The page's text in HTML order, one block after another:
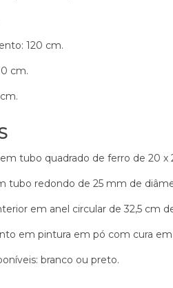
120 cm.
cm.
tubo quadrado de ferro de 20 x
tubo redondo de 25 mm de
em anel circular de 32,5 cm
em pintura em pó com cura
branco ou preto.